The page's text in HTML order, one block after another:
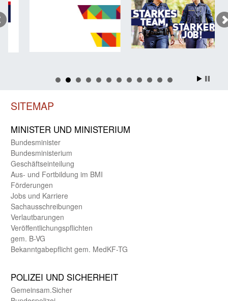
SITEMAP
MINISTER UND MINIST­ERIUM
Bundes­minister
Bundes­ministerium
Geschäfts­einteilung
Aus- und Fortbildung im BMI
Förderungen
Jobs und Karriere
Sachaus­schreibungen
Verlautbarungen
Veröffentlichungspflichten
gem. B-VG
Bekanntgabepflicht gem. MedKF-TG
POLIZEI UND SICHER­HEIT
Gemein­sam.Sicher